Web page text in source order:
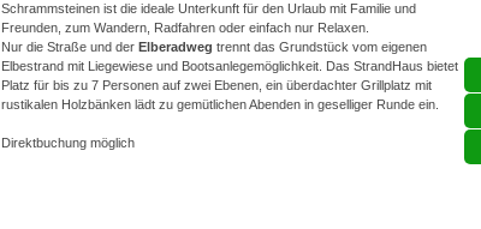
Schrammsteinen ist die ideale Unterkunft für den Urlaub mit Familie und
Freunden, zum Wandern, Radfahren oder einfach nur Relaxen.
Nur die Straße und der Elberadweg trennt das Grundstück vom eigenen
Elbestrand mit Liegewiese und Bootsanlegemöglichkeit. Das StrandHaus bietet
Platz für bis zu 7 Personen auf zwei Ebenen, ein überdachter Grillplatz mit
rustikalen Holzbänken lädt zu gemütlichen Abenden in geselliger Runde ein.
Direktbuchung möglich